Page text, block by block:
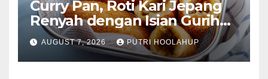
Curry Pan, Roti Kari Jepang
Renyah dengan Isian Gurih
Menggoda
AUGUST 7, 2026 PUTRI HOOLAHUP